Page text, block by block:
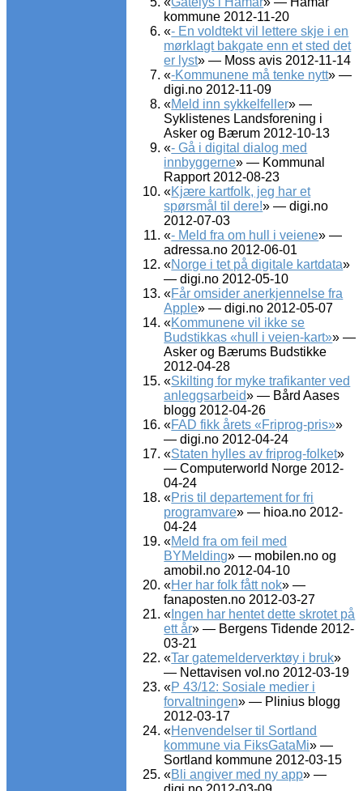
kommune 2012-11-20
«- En voldtekt vil lettere skje i en
mørklagt bakgate enn et sted det
er lyst» — Moss avis 2012-11-14
«-Kommunene må tenke nytt» —
digi.no 2012-11-09
«Meld inn sykkelfeller» —
Syklistenes Landsforening i
Asker og Bærum 2012-10-13
«- Gå i digital dialog med
innbyggerne» — Kommunal
Rapport 2012-08-23
«Kjære kartfolk, jeg har et
spørsmål til dere!» — digi.no
2012-07-03
«- Meld fra om hull i veiene» —
adressa.no 2012-06-01
«Norge i tet på digitale kartdata»
— digi.no 2012-05-10
«Får omsider anerkjennelse fra
Apple» — digi.no 2012-05-07
«Kommunene vil ikke se
Budstikkas «hull i veien-kart»» —
Asker og Bærums Budstikke
2012-04-28
«Skilting for myke trafikanter ved
anleggsarbeid» — Bård Aases
blogg 2012-04-26
«FAD fikk årets «Friprog-pris»»
— digi.no 2012-04-24
«Staten hylles av friprog-folket»
— Computerworld Norge 2012-
04-24
«Pris til departement for fri
programvare» — hioa.no 2012-
04-24
«Meld fra om feil med
BYMelding» — mobilen.no og
amobil.no 2012-04-10
«Her har folk fått nok» —
fanaposten.no 2012-03-27
« Ingen har hentet dette skrotet på
ett år» — Bergens Tidende 2012-
03-21
«Tar gatemelderverktøy i bruk»
— Nettavisen vol.no 2012-03-19
«P 43/12: Sosiale medier i
forvaltningen» — Plinius blogg
2012-03-17
«Henvendelser til Sortland
kommune via FiksGataMi» —
Sortland kommune 2012-03-15
«Bli angiver med ny app» —